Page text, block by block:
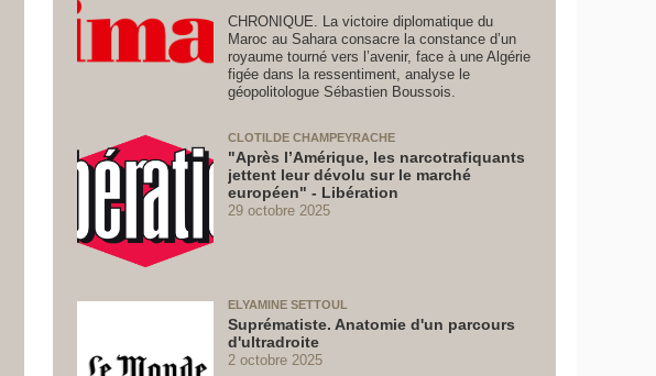
CHRONIQUE. La victoire diplomatique du
Maroc au Sahara consacre la constance d’un
royaume tourné vers l’avenir, face à une Algérie
figée dans la ressentiment, analyse le
géopolitologue Sébastien Boussois.
CLOTILDE CHAMPEYRACHE
"Après l’Amérique, les narcotrafiquants
jettent leur dévolu sur le marché
européen" - Libération
29 octobre 2025
ELYAMINE SETTOUL
Suprématiste. Anatomie d'un parcours
d'ultradroite
2 octobre 2025